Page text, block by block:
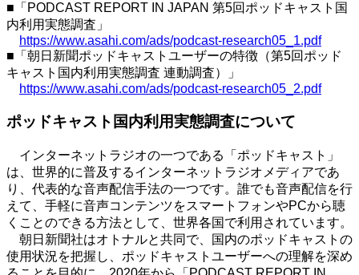
■「 PODCAST REPORT IN JAPAN 第5回ポッドキャスト国
内利用実態調査」
https://www.asahi.com/ads/podcast-research05_1.pdf
■「朝日新聞ポッドキャストユーザーの特徴（第5回ポッド
キャスト国内利用実態調査 連動調査）」
https://www.asahi.com/ads/podcast-research05_2.pdf
ポッドキャスト国内利用実態調査について
インターネットラジオの一つである「ポッドキャスト」
は、世界的に普及するインターネットラジオメディアであ
り、代表的な音声配信手法の一つです。誰でも音声配信を行
えて、手軽に音声コンテンツをスマートフォンやPCから聴
くことのできる方法として、世界各国で利用されています。
朝日新聞社はオトナルと共同で、国内のポッドキャストの
使用状況を把握し、ポッドキャストユーザーへの理解を深め